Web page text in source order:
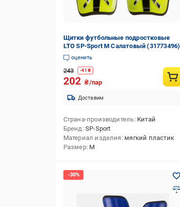
Щитки футбольные подростковые
LTO SP-Sport M Салатовый (31773496)
оценить
243 -41 ₴
202 ₴/пар
Доставим
Страна-производитель Китай
Бренд SP-Sport
Материал изделия мягкий пластик
Размер M